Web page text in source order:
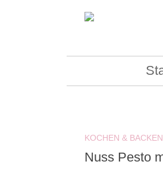
KOCHEN & BACKEN
Nuss Pesto